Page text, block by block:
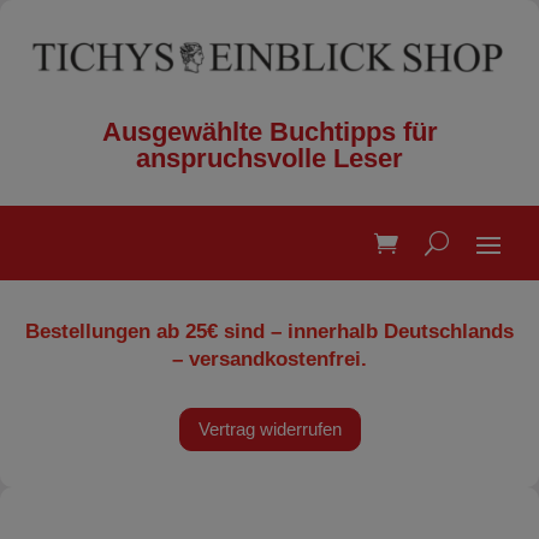
Ausgewählte Buchtipps für
anspruchsvolle Leser
Bestellungen ab 25€ sind – innerhalb Deutschlands
– versandkostenfrei.
Vertrag widerrufen